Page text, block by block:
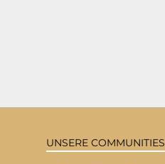
UNSERE COMMUNITIES